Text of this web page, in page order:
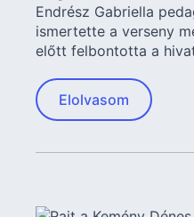
Endrész Gabriella
ismertette a verseny
előtt felbontotta a
Elolvasom